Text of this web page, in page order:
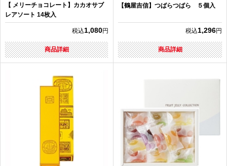
【 メリーチョコレート】カカオサブ
レアソート 14枚入
税込1,080円
商品詳細
【鶴屋吉信】つばらつばら ５個入
税込1,296円
商品詳細